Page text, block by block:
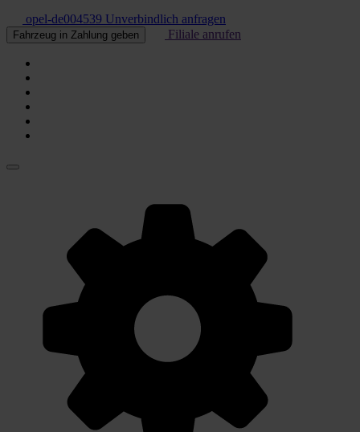
opel-de004539 Unverbindlich anfragen
Fahrzeug in Zahlung geben Filiale anrufen